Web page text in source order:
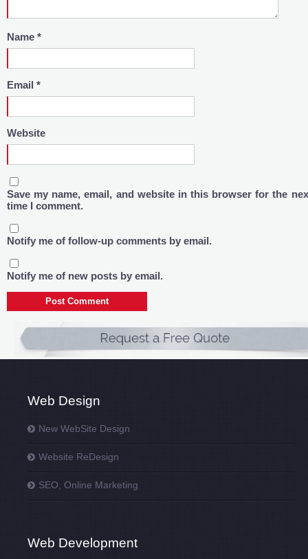
Name *
Email *
Website
Save my name, email, and website in this browser for the
time I comment.
Notify me of follow-up comments by email.
Notify me of new posts by email.
Web Design
New WebSite Design
Website ReDesign
SEO, Online Marketing
Web Development